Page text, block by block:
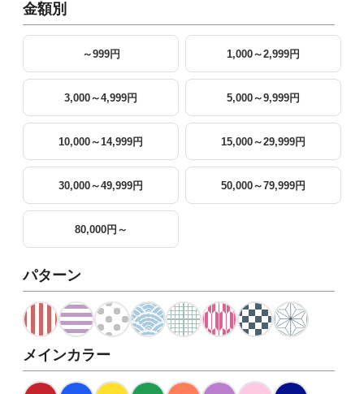
金額別
～999円 1,000～2,999円
3,000～4,999円 5,000～9,999円
10,000～14,999円 15,000～29,999円
30,000～49,999円 50,000～79,999円
80,000円～
パターン
メインカラー